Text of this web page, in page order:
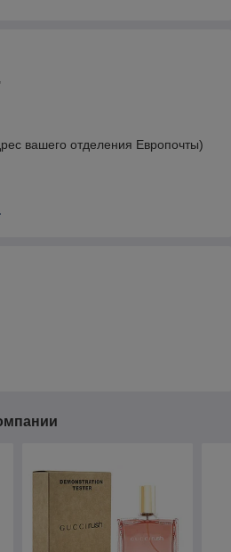
вашего отделения Европочты)